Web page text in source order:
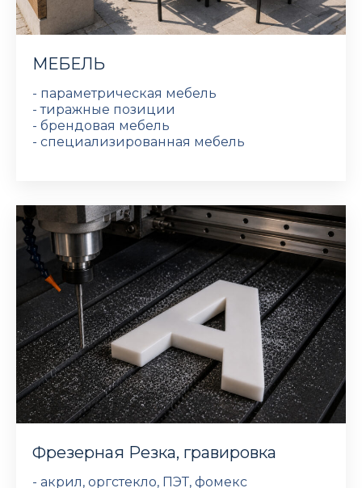
МЕБЕЛЬ
- параметрическая мебель
- тиражные позиции
- брендовая мебель
- специализированная мебель
Фрезерная Резка, гравировка
- акрил, оргстекло, ПЭТ, фомекс